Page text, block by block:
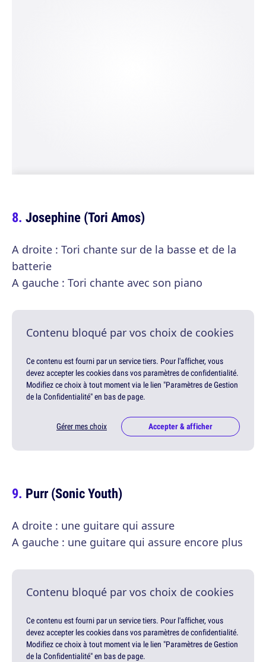
Josephine (Tori Amos)
A droite : Tori chante sur de la basse et de la
batterie
A gauche : Tori chante avec son piano
Contenu bloqué par vos choix de cookies
Ce contenu est fourni par un service tiers. Pour l'afficher, vous
devez accepter les cookies dans vos paramètres de confidentialité.
Modifiez ce choix à tout moment via le lien "Paramètres de Gestion
de la Confidentialité" en bas de page.
Gérer mes choix Accepter & afficher
Purr (Sonic Youth)
A droite : une guitare qui assure
A gauche : une guitare qui assure encore plus
Contenu bloqué par vos choix de cookies
Ce contenu est fourni par un service tiers. Pour l'afficher, vous
devez accepter les cookies dans vos paramètres de confidentialité.
Modifiez ce choix à tout moment via le lien "Paramètres de Gestion
de la Confidentialité" en bas de page.